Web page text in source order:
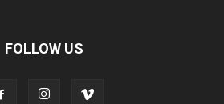
FOLLOW US